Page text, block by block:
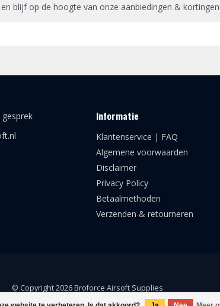
blijf op de hoogte van onze aanbiedingen & kortingen!
Informatie
Klantenservice | FAQ
Algemene voorwaarden
Disclaimer
Privacy Policy
Betaalmethoden
Verzenden & retourneren
© Copyright 2026 Broforce Airsoft Supplies